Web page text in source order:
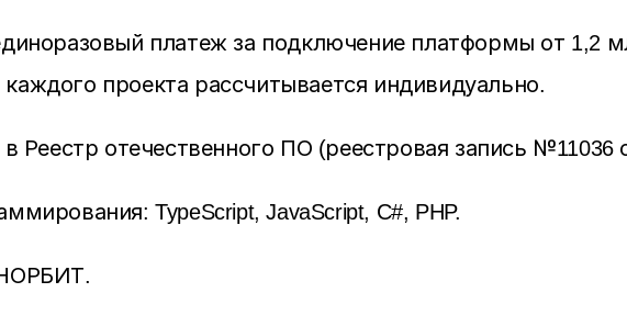
платеж за подключение платформы от 1,2
проекта рассчитывается индивидуально.
Реестр отечественного ПО (реестровая запись №11036
TypeScript, JavaScript, C#, PHP.
.